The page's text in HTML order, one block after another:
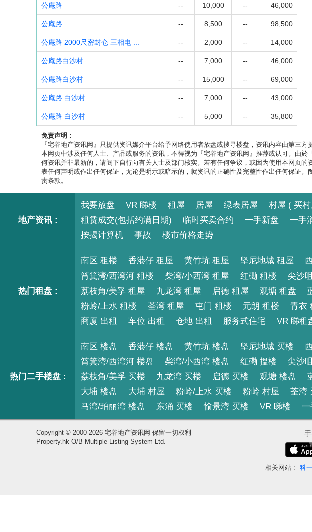
公庵路 -- 10,000 -- 46,000
公庵路 -- 8,500 -- 98,500
公庵路 2000尺密封仓 三相电 ... -- 2,000 -- 14,000
公庵路白沙村 -- 7,000 -- 46,000
公庵路白沙村 -- 15,000 -- 69,000
公庵路 白沙村 -- 7,000 -- 43,000
公庵路 白沙村 -- 5,000 -- 35,800
免责声明：
『宅谷地产资讯网』只提供资讯媒介平台给予网络使用者放盘或搜寻楼盘，资讯内容由第三
本网页中涉及任何人士、产品或服务的资讯，不得视为『宅谷地产资讯网』推荐或认可。由
何资讯并非最新的，请阁下自行向有关人士及部门核实。若有任何争议，或因为使用本网页
表任何声明或作出任何保证，无论是明示或暗示的，就资讯的正确性及完整性作出任何保证
责条款。
地产资讯 :
我要放盘 VR 睇楼 租屋 居屋 绿表居屋 村屋 ( 买
租赁成交(包括约满日期)
临时买卖合约 一手新盘 一手
按揭计算机
事故 楼市价格走势
热门租盘 :
南区 租楼 香港仔 租屋 黄竹坑 租屋 坚尼地城 租屋
筲箕湾/西湾河 租楼
柴湾/小西湾 租屋 红磡 租楼 尖沙
荔枝角/美孚 租屋
九龙湾 租屋 启德 租屋 观塘 租盘
粉岭/上水 租楼
荃湾 租屋 屯门 租楼 元朗 租楼 青衣
商厦 出租
车位 出租 仓地 出租 服务式住宅 VR 睇租
热门二手楼盘 :
南区 楼盘 香港仔 楼盘 黄竹坑 楼盘 坚尼地城 买楼
筲箕湾/西湾河 楼盘
柴湾/小西湾 楼盘 红磡 搵楼 尖沙
荔枝角/美孚 买楼
九龙湾 买楼 启德 买楼 观塘 楼盘
大埔 楼盘
大埔 村屋 粉岭/上水 买楼 粉岭 村屋 荃湾
马湾/珀丽湾 楼盘
东涌 买楼 愉景湾 买楼 VR 睇楼 一
Copyright © 2000-2026 宅谷地产资讯网 保留一切权利
Property.hk O/B Multiple Listing System Ltd.
相关网站 : 科